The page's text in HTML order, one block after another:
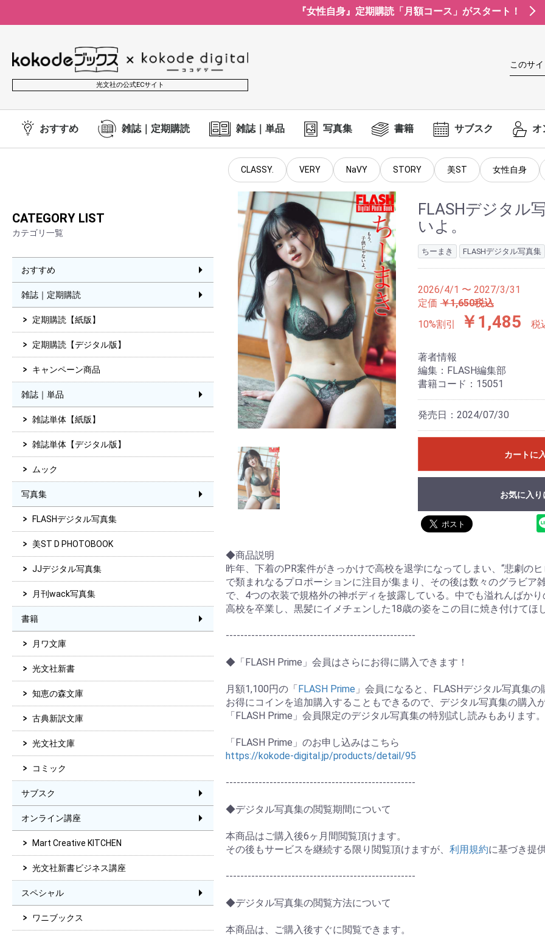
『女性自身』定期購読「月額コース」がスタート！
光文社の公式ECサイト
このサ
おすすめ 雑誌｜定期購読 雑誌｜単品 写真集 書籍 サブスク オ
CLASSY. VERY NaVY STORY 美ST 女性自身
CATEGORY LIST
カテゴリ一覧
おすすめ
雑誌｜定期購読
定期購読【紙版】
定期購読【デジタル版】
キャンペーン商品
雑誌｜単品
雑誌単体【紙版】
雑誌単体【デジタル版】
ムック
写真集
FLASHデジタル写真集
美ST D PHOTOBOOK
JJデジタル写真集
月刊wack写真集
書籍
月ワ文庫
光文社新書
知恵の森文庫
古典新訳文庫
光文社文庫
コミック
サブスク
オンライン講座
Mart Creative KITCHEN
光文社新書ビジネス講座
スペシャル
ワニブックス
FLASHデジタ
いよ。
ちーまき FLASHデジタル写真集
2026/4/1 〜 2027/3/31
定価 ￥1,650税込
10%割引
￥1,485 税
著者情報
編集：FLASH編集部
書籍コード：15051
発売日：2024/07/30
カートに
お気に入り
◆商品説明
昨年、下着のPR案件がきっかけで高校を退学になってしまい、“悲劇の
で類まれなるプロポーションに注目が集まり、その後は数々のグラビ
で、4つの衣装で規格外の神ボディを披露している。中でも溢れんばか
高校を卒業し、黒髪にイメチェンした18歳の姿をこの目に焼き付けてほし
----------------------------------------------------
◆「FLASH Prime」会員はさらにお得に購入できます！
月額1,100円の「FLASH Prime 」会員になると、FLASHデジタル写真集
お得にコインを追加購入することもできるので、デジタル写真集の購入
「FLASH Prime」会員限定のデジタル写真集の特別試し読みもあります。
「FLASH Prime」のお申し込みはこちら
https://kokode-digital.jp/products/detail/95
----------------------------------------------------
◆デジタル写真集の閲覧期間について
本商品はご購入後6ヶ月間閲覧頂けます。
その後もサービスを継続する限り閲覧頂けますが、 利用規約に基づき提
----------------------------------------------------
◆デジタル写真集の閲覧方法について
本商品は、ご購入後すぐに閲覧できます。